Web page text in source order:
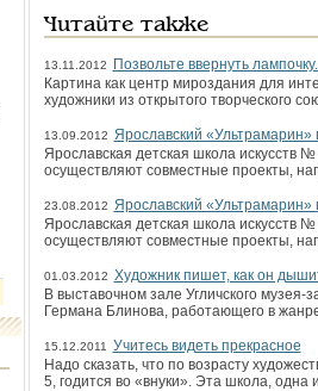
Читайте также
13.11.2012
Позвольте ввернуть
Картина как центр мироздания для
художники из открытого творческого
13.09.2012 Ярославский «Ультрамарин»
Ярославская детская школа искусств
осуществляют совместные проекты,
23.08.2012 Ярославский «Ультрамарин»
Ярославская детская школа искусств
осуществляют совместные проекты,
01.03.2012 Художник пишет, как он
В выставочном зале Угличского музея-
Германа Блинова, работающего в
15.12.2011
Учитесь видеть прекрасное
Надо сказать, что по возрасту
5, годится во «внуки». Эта школа, одна